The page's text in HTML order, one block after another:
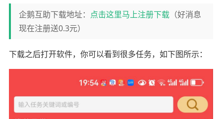
企鹅互助下载地址： 点击这里马上注册下载（好消息
现在注册送0.3元）
下载之后打开软件，你可以看到很多任务，如下图所示：